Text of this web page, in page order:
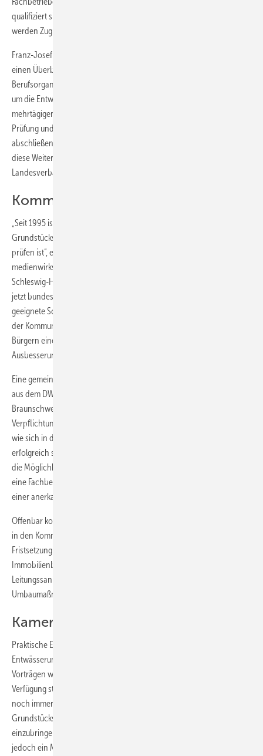
qualifiziert sind. Immobilienbesitzer und Betreiber von Liegenschaften
werden Zugriff auf diese Liste bekommen.
Franz-Josef Heinrichs, Referent für Sanitärtechnik im ZVSHK, gab
einen Überblick zu den Weiterbildungsangeboten der SHK-
Berufsorganisation. Fachhandwerker bringen ­ihre Kenntnisse rund
um die Entwässerungstechnik auf den neuesten Stand, indem sie den
mehrtägigen Kurs „Sachkundige für Herstellung, baulichen Unterhalt,
Prüfung und Sanierung von Grundstücksentwässerungen“ erfolgreich
abschließen. Nach Pilotschulungen in den letzten Wochen kommt
diese Weiterbildung zunehmend in das Angebot der SHK-
Landesverbände.
Kommunen geraten unter ­Zeitdruck
„Seit 1995 ist die Frist in Fachkreisen bekannt, dass bis Ende 2015 jede
Grundstücksentwässerung erstmalig auf Zustand bzw. Dichtheit zu
prüfen ist“, erinnerte Franz-Josef Heinrichs. „Erst durch
medienwirksame Beschlüsse in Nordrhein-Westfalen, Hessen oder
Schleswig-Holstein sind die Forderungen gemäß DIN 1986, Teil 30,
jetzt bundesweit präsent.“ Während es auf Seiten des Fachhandwerks
geeignete Schulungen für Mitgliedsbetriebe gibt, gelte es auf Seiten
der Kommunen passende Konzepte zu entwickeln, um bei den
Bürgern eine möglichst hohe Akzeptanz für die
Ausbesserungsarbeiten zu erzielen.
Eine gemeinsame Basis für Fachhandwerk und Kommune ergibt sich
aus dem DWA-Merkblatt M190. Karsten Selleng (Stadtentwässerung
Braunschweig) brachte Details zu den relevanten Verordnungen und
Verpflichtungen und zeigte aus Erfahrungen seiner Behörde Wege auf,
wie sich in den kommenden Jahren bundesweit Abwassersysteme
erfolgreich sanieren lassen. Dabei machte er seine Fachkollegen auf
die Möglichkeit aufmerksam, über die jeweilige kommunale Satzung
eine Fachbetriebsregelung zu etab­lieren und nur Sachkundige aus
einer anerkannten Schulung für Inspektion und Sanierung zuzulassen.
Offenbar kommt der Zeitdruck für anstehende Sanierungspläne jetzt
in den Kommunen an. Wie flexibel sich die Kommune dabei in der
Fristsetzung verhalten sollte, wurde auf der Tagung diskutiert. Dem
Immobilienbesitzer könnte beispielsweise mehr Zeit zur nötigen
Leitungssanierung gewährt werden, wenn mittelfristig ohnehin
Umbaumaßnahmen anstehen.
Kameras auch für kleine Nennweiten
Praktische Erfahrungen zur Inspektion und Druckprüfung von
Entwässerungsleitungen auf privatem Grund wurden in mehreren
Vorträgen weitergegeben. Was vor Jahren an Kameratechnik zur
Verfügung stand, hat sich inzwischen deutlich weiterentwickelt. Doch
noch immer ist es sehr schwierig, in alle Abzweigungen einer
Grundstücksentwässerung eine Kamera für eine Zustandserfassung
einzubringen. Digitale Farb-Kameras mit Schwenkkopf-Technik sind
jedoch ein Muss, damit durch präzise Ortsbestimmung eine Sanierung